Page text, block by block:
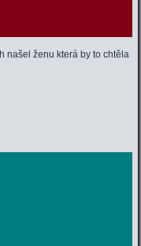
našel ženu která by to chtěla